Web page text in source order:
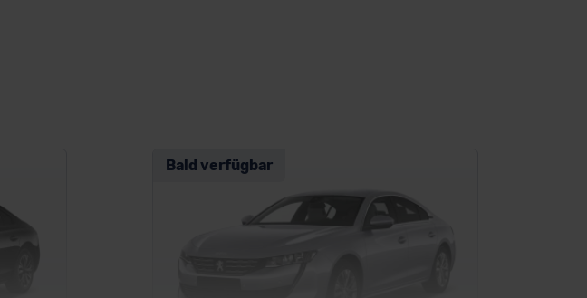
Bald verfügbar